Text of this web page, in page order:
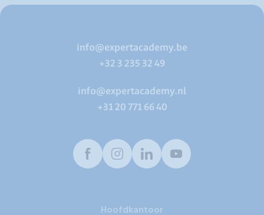
info@expertacademy.be
+32 3 235 32 49
info@expertacademy.nl
+31 20 771 66 40
FacebookInstagramLinkedInYoutube
Hoofdkantoor